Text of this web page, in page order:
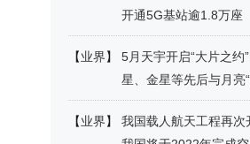
开通5G基站逾1.8万座
【业界】
5月天宇开启“大片之约
星、金星等先后与月亮
【业界】
我国载人航天工程再次